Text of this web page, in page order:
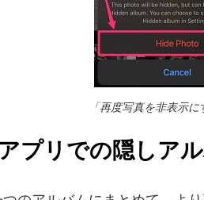
「再度写真を非表示
プリでの隠しア